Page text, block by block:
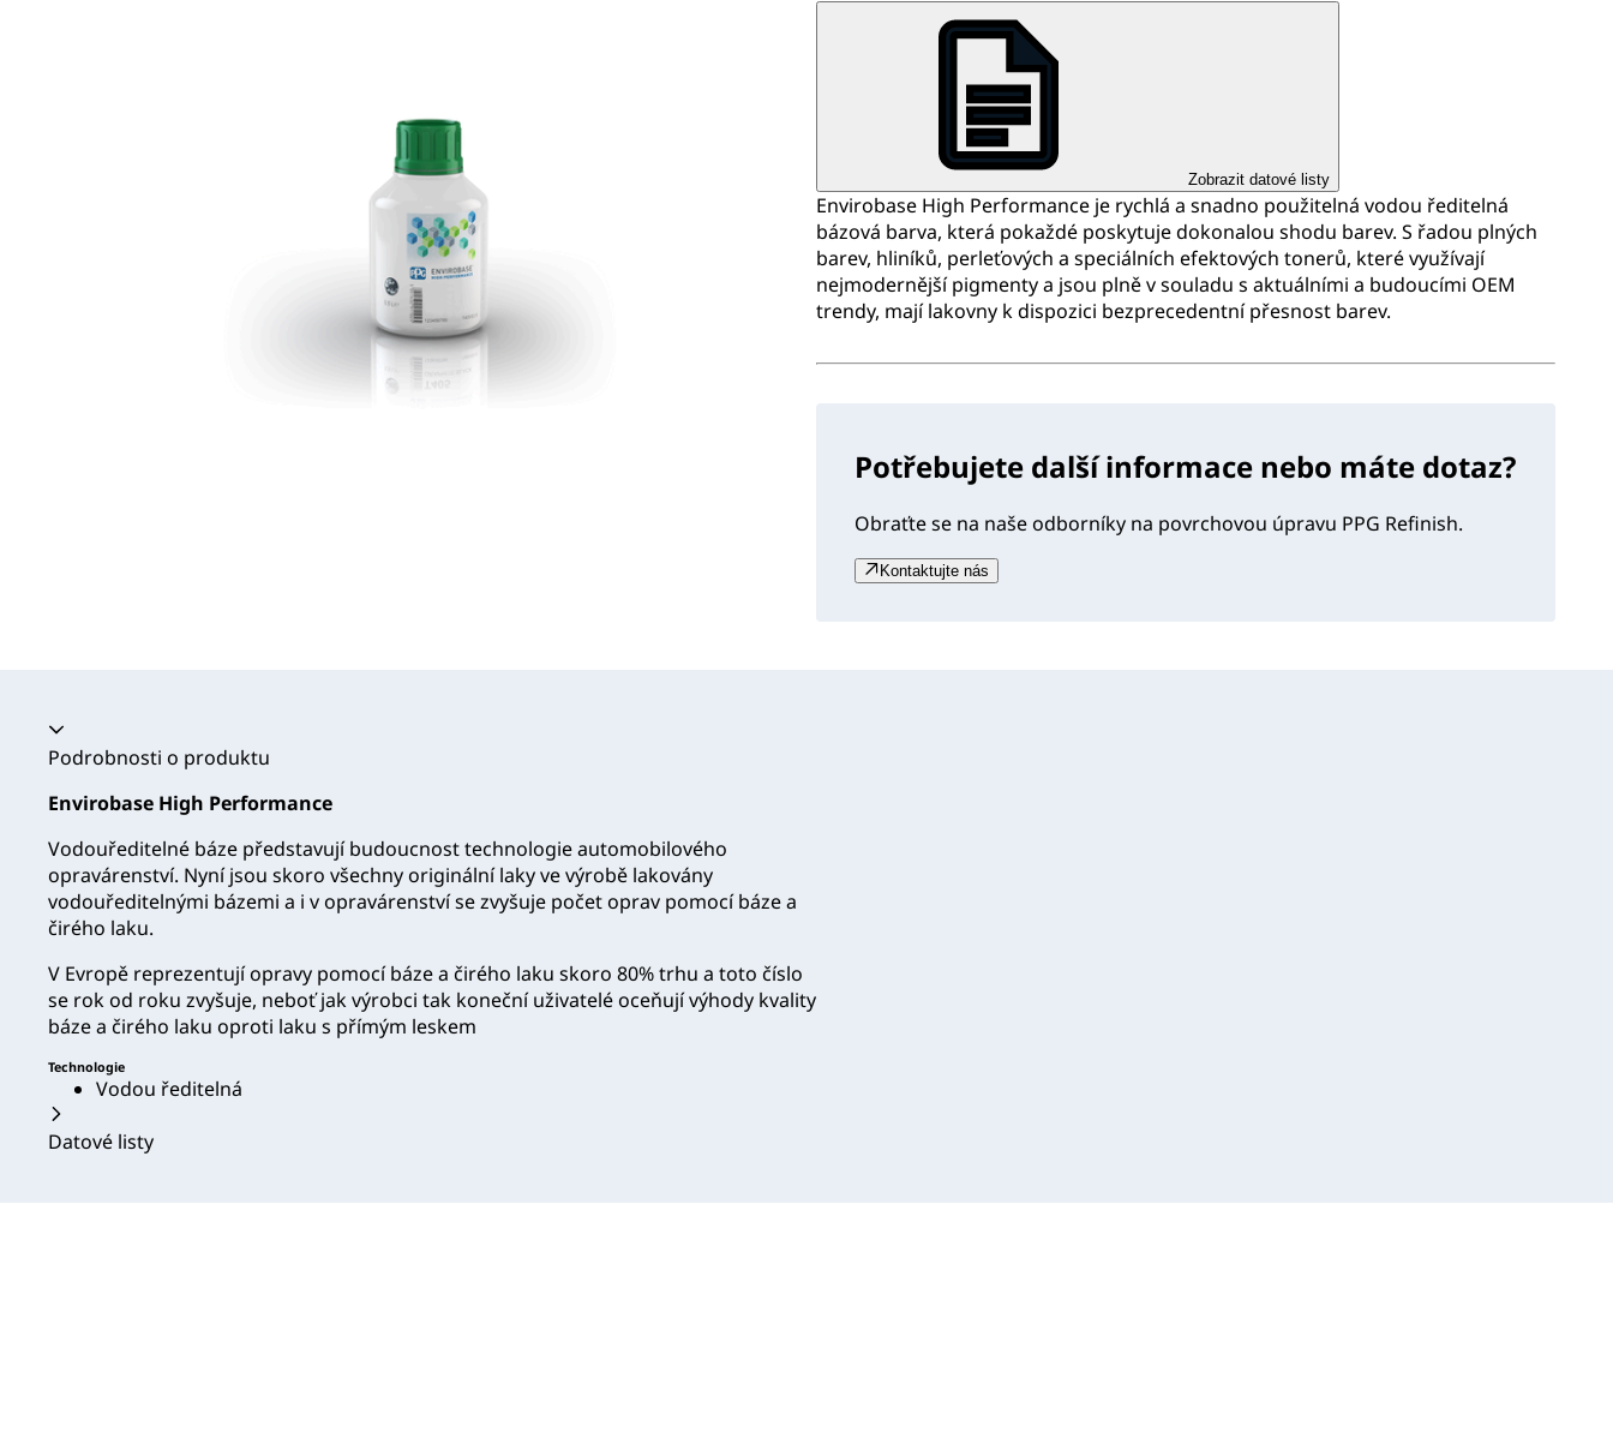
Zobrazit datové listy
Envirobase High Performance je rychlá a snadno použitelná vodou ředitelná
bázová barva, která pokaždé poskytuje dokonalou shodu barev. S řadou plných
barev, hliníků, perleťových a speciálních efektových tonerů, které využívají
nejmodernější pigmenty a jsou plně v souladu s aktuálními a budoucími OEM
trendy, mají lakovny k dispozici bezprecedentní přesnost barev.
Potřebujete další informace nebo máte dotaz?
Obraťte se na naše odborníky na povrchovou úpravu PPG Refinish.
Kontaktujte nás
Akordeon se zhroutil
Podrobnosti o produktu
Envirobase High Performance
Vodouředitelné báze představují budoucnost technologie automobilového
opravárenství. Nyní jsou skoro všechny originální laky ve výrobě lakovány
vodouředitelnými bázemi a i v opravárenství se zvyšuje počet oprav pomocí báze a
čirého laku.
V Evropě reprezentují opravy pomocí báze a čirého laku skoro 80% trhu a toto číslo
se rok od roku zvyšuje, neboť jak výrobci tak koneční uživatelé oceňují výhody kvality
báze a čirého laku oproti laku s přímým leskem
Technologie
Vodou ředitelná
Datové listy